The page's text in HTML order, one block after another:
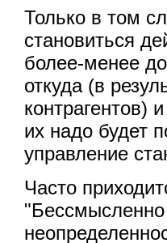
Только в том
становиться
более-менее
откуда (в
контрагентов)
их надо будет
управление
Часто